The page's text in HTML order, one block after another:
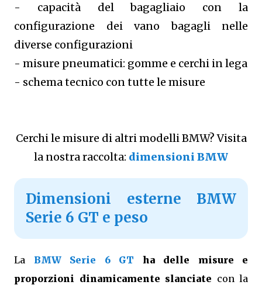
- capacità del bagagliaio con la
configurazione dei vano bagagli nelle
diverse configurazioni
- misure pneumatici: gomme e cerchi in lega
- schema tecnico con tutte le misure
Cerchi le misure di altri modelli BMW? Visita
la nostra raccolta: dimensioni BMW
Dimensioni esterne BMW
Serie 6 GT e peso
La BMW Serie 6 GT ha delle misure e
proporzioni dinamicamente slanciate con la